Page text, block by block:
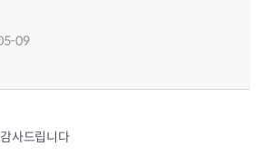
09
사드립니다